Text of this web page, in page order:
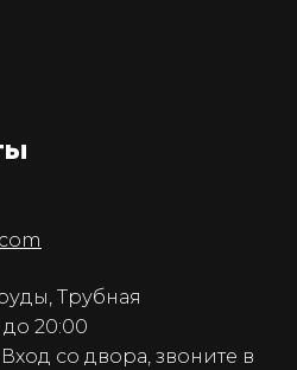
Трубная
20:00
со двора, звоните в